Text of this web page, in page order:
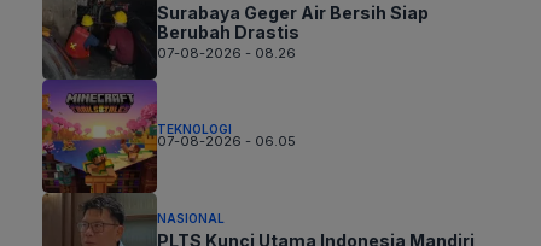
Surabaya Geger Air Bersih Siap
Berubah Drastis
07-08-2026 - 08.26
TEKNOLOGI
07-08-2026 - 06.05
NASIONAL
PLTS Kunci Utama Indonesia Mandiri